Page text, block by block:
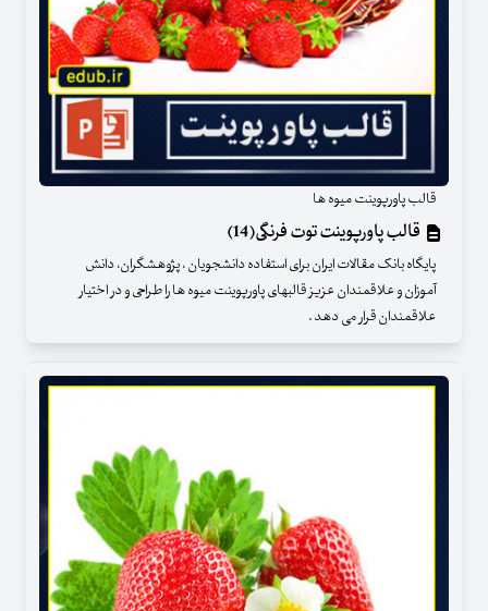
قالب پاورپوینت میوه ها
قالب پاورپوینت توت فرنگی(14)
پایگاه بانک مقالات ایران برای استفاده دانشجویان ، پژوهشگران، دانش
آموزان و علاقمندان عزیز قالبهای پاورپوینت میوه ها را طراحی و در اختیار
علاقمندان قرار می دهد .